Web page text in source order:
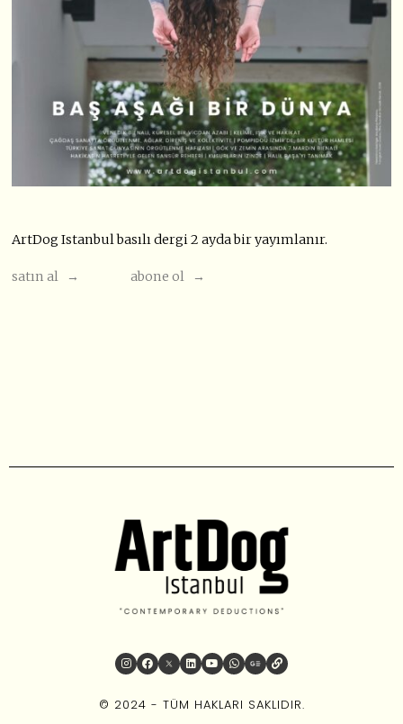
ArtDog Istanbul basılı dergi 2 ayda bir yayımlanır.
satın al → abone ol →
© 2024 - TÜM HAKLARI SAKLIDIR.